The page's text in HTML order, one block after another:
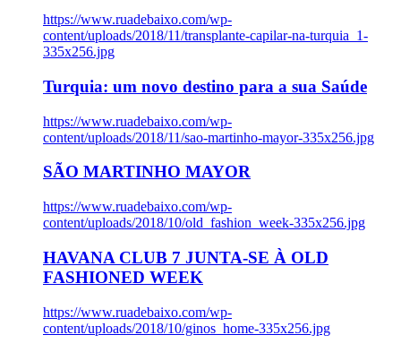
https://www.ruadebaixo.com/wp-
content/uploads/2018/11/transplante-capilar-na-turquia_1-
335x256.jpg
Turquia: um novo destino para a sua Saúde
https://www.ruadebaixo.com/wp-
content/uploads/2018/11/sao-martinho-mayor-335x256.jpg
SÃO MARTINHO MAYOR
https://www.ruadebaixo.com/wp-
content/uploads/2018/10/old_fashion_week-335x256.jpg
HAVANA CLUB 7 JUNTA-SE À OLD
FASHIONED WEEK
https://www.ruadebaixo.com/wp-
content/uploads/2018/10/ginos_home-335x256.jpg